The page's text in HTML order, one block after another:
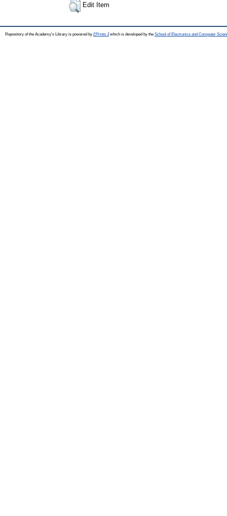
Edit Item
Repository of the Academy's Library is powered by EPrints 3which is developed by the School of Electronics and Computer